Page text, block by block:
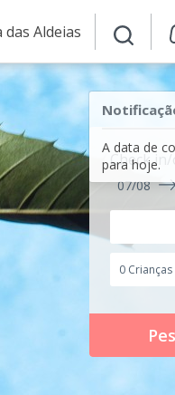
das Aldeias
A data de
para hoje.
Check in/
07/08